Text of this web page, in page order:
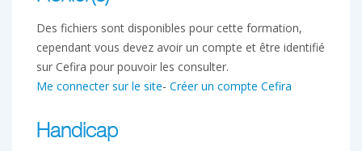
Des fichiers sont disponibles pour cette formation,
cependant vous devez avoir un compte et être identifié
sur Cefira pour pouvoir les consulter.
Me connecter sur le site- Créer un compte Cefira
Handicap